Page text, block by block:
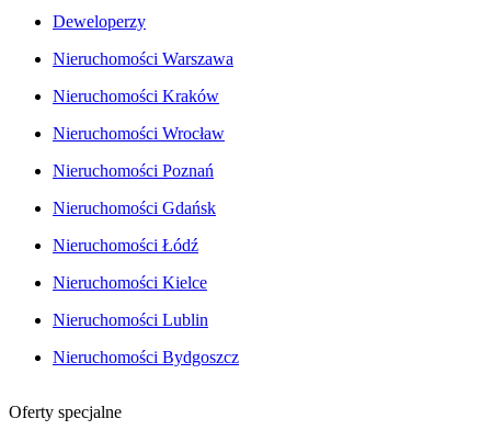
Deweloperzy
Nieruchomości Warszawa
Nieruchomości Kraków
Nieruchomości Wrocław
Nieruchomości Poznań
Nieruchomości Gdańsk
Nieruchomości Łódź
Nieruchomości Kielce
Nieruchomości Lublin
Nieruchomości Bydgoszcz
Oferty specjalne